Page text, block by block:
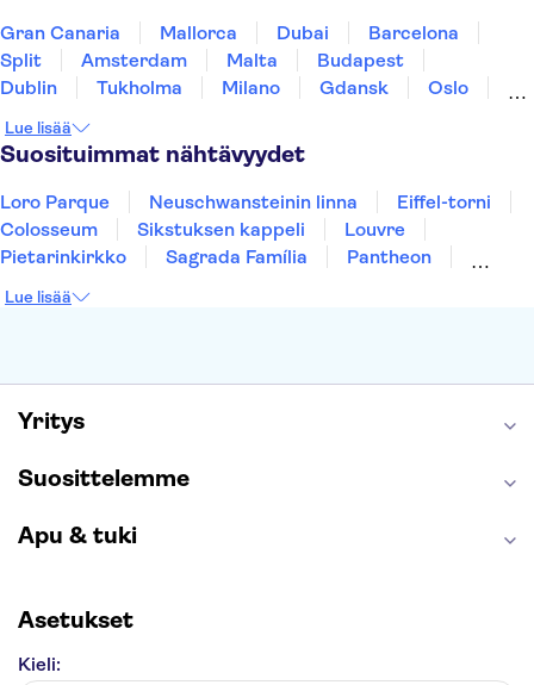
Gran Canaria Mallorca Dubai
Barcelona
Split
Amsterdam Malta
Budapest
Dublin
Tukholma Milano Gdansk
Oslo
Tallinna
Ljubljana Riika
Lue lisää
Suosituimmat nähtävyydet
Loro Parque Neuschwansteinin linna
Eiffel-torni
Colosseum
Sikstuksen kappeli
Louvre
Pietarinkirkko
Sagrada Família
Pantheon
Keukenhof
Lue lisää
Yritys
Suosittelemme
Apu & tuki
Asetukset
Kieli: